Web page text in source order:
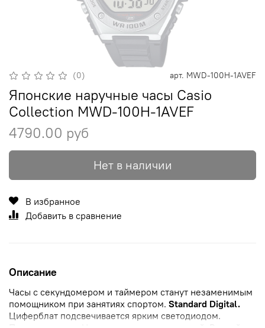
(0) арт. MWD-100H-1AVEF
Японские наручные часы Casio
Collection MWD-100H-1AVEF
4790.00 руб
Нет в наличии
В избранное
Добавить в сравнение
Описание
Часы с секундомером и таймером станут незаменимым
помощником при занятиях спортом. Standard Digital.
Циферблат подсвечивается ярким светодиодом.